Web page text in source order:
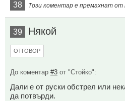
38 Този коментар е премахнат от
39 Някой
ОТГОВОР
До коментар #3 от "Стойко":
Дали е от руски обстрел или
да потвърди.